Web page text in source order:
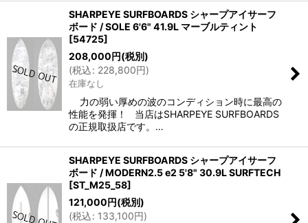
SHARPEYE SURFBOARDS シャープアイサーフ
ボード / SOLE 6'6" 41.9L マーブルティント
[54725]
208,000円(税別)
(税込: 228,800円)
在庫なし
力の弱い厚めの波のコンディション時に最高の
性能を発揮！ 当店はSHARPEYE SURFBOARDS
の正規取扱店です。…
SHARPEYE SURFBOARDS シャープアイサーフ
ボード / MODERN2.5 e2 5'8" 30.9L SURFTECH
[ST_M25_58]
121,000円(税別)
(税込: 133,100円)